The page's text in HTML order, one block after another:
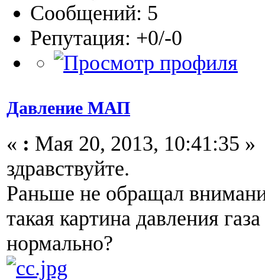
Сообщений: 5
Репутация: +0/-0
Давление МАП
« : Мая 20, 2013, 10:41:35 »
здравствуйте.
Раньше не обращал
такая картина давления
нормально?